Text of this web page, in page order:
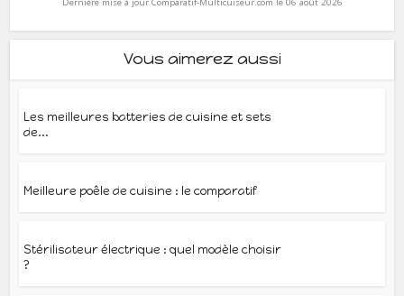
Vous aimerez aussi
Les meilleures batteries de cuisine et sets
de...
Meilleure poêle de cuisine : le comparatif
Stérilisateur électrique : quel modèle choisir
?